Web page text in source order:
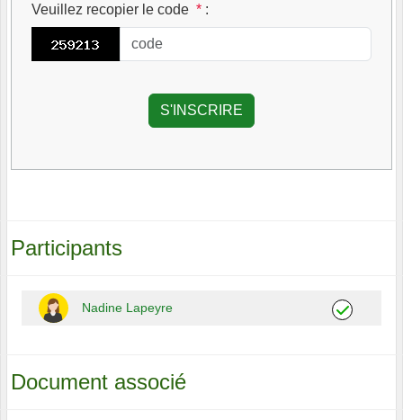
Veuillez recopier le code * :
Participants
Nadine Lapeyre
Document associé